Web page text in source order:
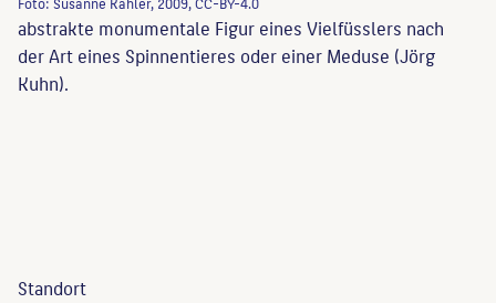
abstrakte monumentale Figur eines Vielfüsslers nach
der Art eines Spinnentieres oder einer Meduse (Jörg
Kuhn).
Standort